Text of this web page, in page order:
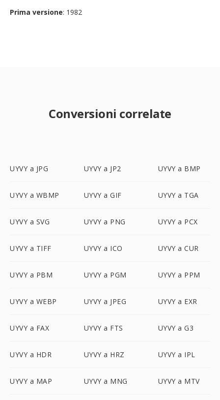
Prima versione: 1982
Conversioni correlate
UYVY a JPG UYVY a JP2 UYVY a BMP
UYVY a WBMP UYVY a GIF UYVY a TGA
UYVY a SVG UYVY a PNG UYVY a PCX
UYVY a TIFF UYVY a ICO UYVY a CUR
UYVY a PBM UYVY a PGM UYVY a PPM
UYVY a WEBP UYVY a JPEG UYVY a EXR
UYVY a FAX UYVY a FTS UYVY a G3
UYVY a HDR UYVY a HRZ UYVY a IPL
UYVY a MAP UYVY a MNG UYVY a MTV